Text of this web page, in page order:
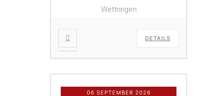
Wettringen
DETAILS
06 SEPTEMBER 2026